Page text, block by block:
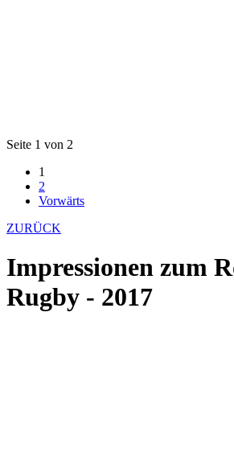
Seite 1 von 2
1
2
Vorwärts
ZURÜCK
Impressionen zum
Rugby - 2017